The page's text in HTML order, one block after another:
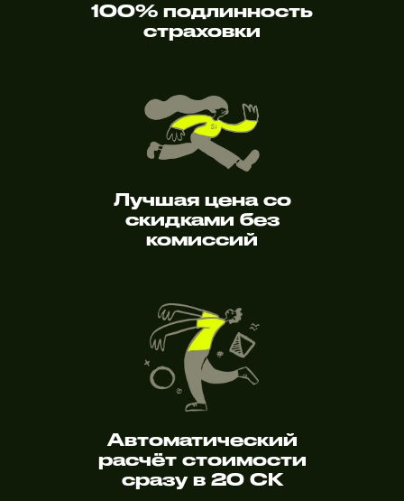
100% подлинность
страховки
Лучшая цена со
скидками без
комиссий
Автоматический
расчёт стоимости
сразу в 20 СК